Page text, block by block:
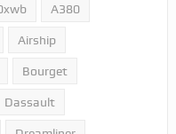
A380
Airship
Bourget
Dassault